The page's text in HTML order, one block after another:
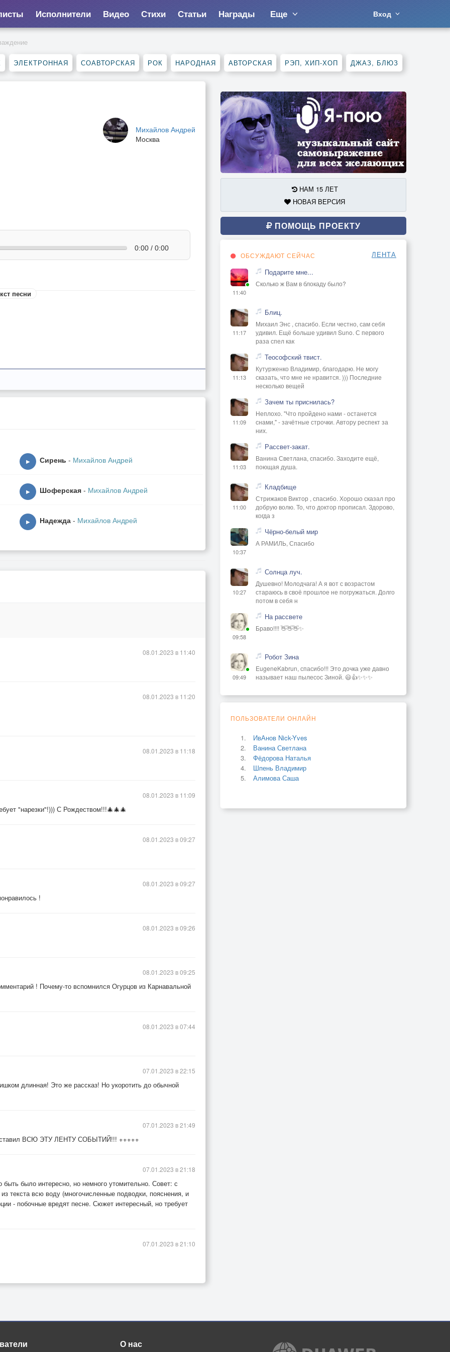
Исполнители Видео Стихи Статьи Награды Еще Вход
ЭЛЕКТРОННАЯ СОАВТОРСКАЯ РОК НАРОДНАЯ АВТОРСКАЯ РЭП, ХИП-ХОП ДЖАЗ, БЛЮЗ
Михайлов Андрей
Москва
0:00 / 0:00
песни
▶ Сирень - Михайлов Андрей
▶ Шоферская - Михайлов Андрей
▶ Надежда - Михайлов Андрей
08.01.2023 в 11:40
08.01.2023 в 11:20
08.01.2023 в 11:18
"нарезки"!))) С Рождеством!!!🎄🎄🎄
08.01.2023 в 11:09
08.01.2023 в 09:27
!
08.01.2023 в 09:27
08.01.2023 в 09:26
! Почему-то вспомнился Огурцов из Карнавальной
08.01.2023 в 09:25
08.01.2023 в 07:44
длинная! Это же рассказ! Но укоротить до обычной
07.01.2023 в 22:15
ВСЮ ЭТУ ЛЕНТУ СОБЫТИЙ!!! +++++
07.01.2023 в 21:49
было интересно, но немного утомительно. Совет: с
текста всю воду (многочисленные подводки, пояснения, и
- побочные вредят песне. Сюжет интересный, но требует
07.01.2023 в 21:18
07.01.2023 в 21:10
НАМ 15 ЛЕТ
НОВАЯ ВЕРСИЯ
ПОМОЩЬ ПРОЕКТУ
ОБСУЖДАЮТ СЕЙЧАС ЛЕНТА
11:40
Подарите мне...
Сколько ж Вам в блокаду было?
11:17
Блиц.
Михаил Энс , спасибо. Если честно, сам себя
удивил. Ещё больше удивил Suno. С первого
раза спел как
11:13
Теософский твист.
Кутурженко Владимир, благодарю. Не могу
сказать, что мне не нравится. ))) Последние
несколько вещей
11:09
Зачем ты приснилась?
Неплохо. "Что пройдено нами - останется
снами," - зачётные строчки. Автору респект за
них.
11:03
Рассвет-закат.
Ванина Светлана, спасибо. Заходите ещё,
поющая душа.
11:00
Кладбище
Стрижаков Виктор , спасибо. Хорошо сказал про
добрую волю. То, что доктор прописал. Здорово,
когда з
10:37
Чёрно-белый мир
А РАМИЛЬ, Спасибо
10:27
Солнца луч.
Душевно! Молодчага! А я вот с возрастом
стараюсь в своё прошлое не погружаться. Долго
потом в себя н
09:58
На рассвете
Браво!!!! 👋👋👋✨
09:49
Робот Зина
EugeneKabrun, спасибо!!! Это дочка уже давно
называет наш пылесос Зиной. 😃👍✨✨✨
ПОЛЬЗОВАТЕЛИ ОНЛАЙН
ИвАнов Nick-Yves
Ванина Светлана
Фёдорова Наталья
Шпень Владимир
Алимова Саша
О нас